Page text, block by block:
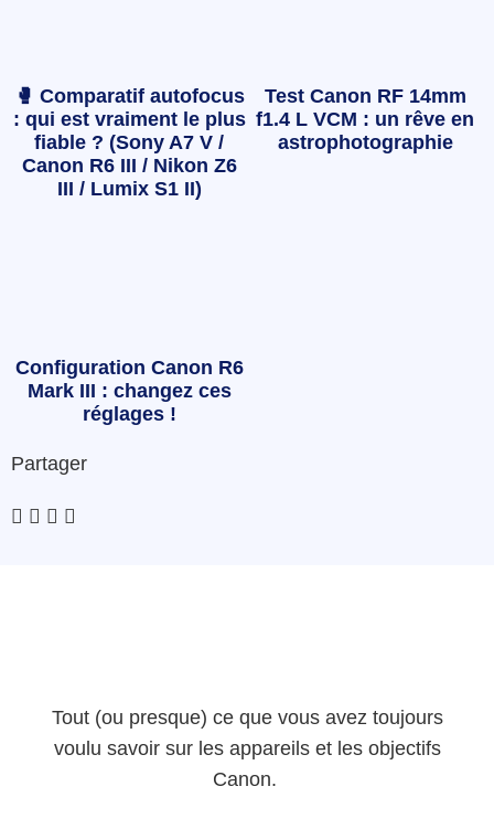
🥊 Comparatif autofocus
: qui est vraiment le plus
fiable ? (Sony A7 V /
Canon R6 III / Nikon Z6
III / Lumix S1 II)
Test Canon RF 14mm
f1.4 L VCM : un rêve en
astrophotographie
Configuration Canon R6
Mark III : changez ces
réglages !
Partager
Tout (ou presque) ce que vous avez toujours
voulu savoir sur les appareils et les objectifs
Canon.